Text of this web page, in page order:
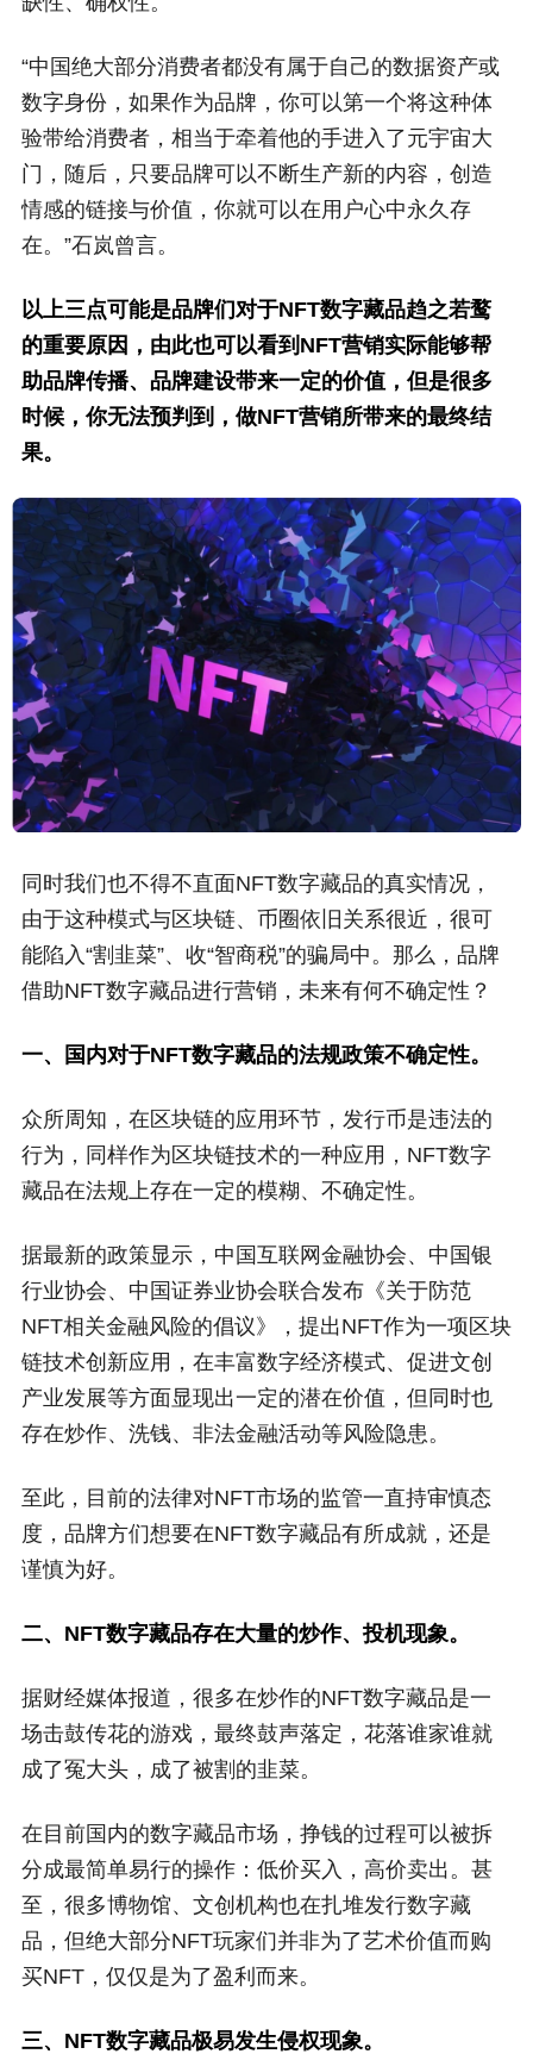
“中国绝大部分消费者都没有属于自己的数据资产或
数字身份，如果作为品牌，你可以第一个将这种体
验带给消费者，相当于牵着他的手进入了元宇宙大
门，随后，只要品牌可以不断生产新的内容，创造
情感的链接与价值，你就可以在用户心中永久存
在。”石岚曾言。
以上三点可能是品牌们对于NFT数字藏品趋之若鹜
的重要原因，由此也可以看到NFT营销实际能够帮
助品牌传播、品牌建设带来一定的价值，但是很多
时候，你无法预判到，做NFT营销所带来的最终结
果。
同时我们也不得不直面NFT数字藏品的真实情况，
由于这种模式与区块链、币圈依旧关系很近，很可
能陷入“割韭菜”、收“智商税”的骗局中。那么，品牌
借助NFT数字藏品进行营销，未来有何不确定性？
一、国内对于NFT数字藏品的法规政策不确定性。
众所周知，在区块链的应用环节，发行币是违法的
行为，同样作为区块链技术的一种应用，NFT数字
藏品在法规上存在一定的模糊、不确定性。
据最新的政策显示，中国互联网金融协会、中国银
行业协会、中国证券业协会联合发布《关于防范
NFT相关金融风险的倡议》，提出NFT作为一项区块
链技术创新应用，在丰富数字经济模式、促进文创
产业发展等方面显现出一定的潜在价值，但同时也
存在炒作、洗钱、非法金融活动等风险隐患。
至此，目前的法律对NFT市场的监管一直持审慎态
度，品牌方们想要在NFT数字藏品有所成就，还是
谨慎为好。
二、NFT数字藏品存在大量的炒作、投机现象。
据财经媒体报道，很多在炒作的NFT数字藏品是一
场击鼓传花的游戏，最终鼓声落定，花落谁家谁就
成了冤大头，成了被割的韭菜。
在目前国内的数字藏品市场，挣钱的过程可以被拆
分成最简单易行的操作：低价买入，高价卖出。甚
至，很多博物馆、文创机构也在扎堆发行数字藏
品，但绝大部分NFT玩家们并非为了艺术价值而购
买NFT，仅仅是为了盈利而来。
三、NFT数字藏品极易发生侵权现象。